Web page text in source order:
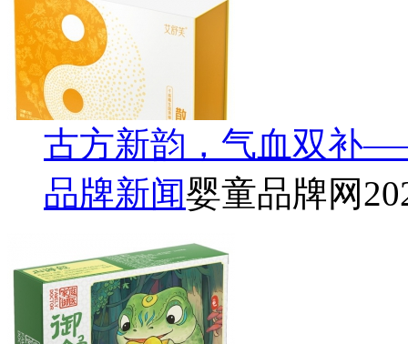
古方新韵，气血双补
品牌新闻婴童品牌网